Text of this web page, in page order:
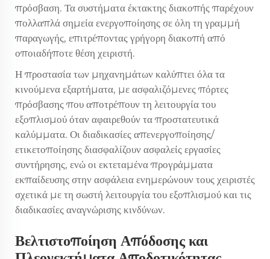
πρόσβαση. Τα συστήματα έκτακτης διακοπής παρέχουν
πολλαπλά σημεία ενεργοποίησης σε όλη τη γραμμή
παραγωγής, επιτρέποντας γρήγορη διακοπή από
οποιαδήποτε θέση χειριστή.
Η προστασία των μηχανημάτων καλύπτει όλα τα
κινούμενα εξαρτήματα, με ασφαλιζόμενες πόρτες
πρόσβασης που αποτρέπουν τη λειτουργία του
εξοπλισμού όταν αφαιρεθούν τα προστατευτικά
καλύμματα. Οι διαδικασίες απενεργοποίησης/
ετικετοποίησης διασφαλίζουν ασφαλείς εργασίες
συντήρησης, ενώ οι εκτεταμένα προγράμματα
εκπαίδευσης στην ασφάλεια ενημερώνουν τους χειριστές
σχετικά με τη σωστή λειτουργία του εξοπλισμού και τις
διαδικασίες αναγνώρισης κινδύνων.
Βελτιστοποίηση Απόδοσης και